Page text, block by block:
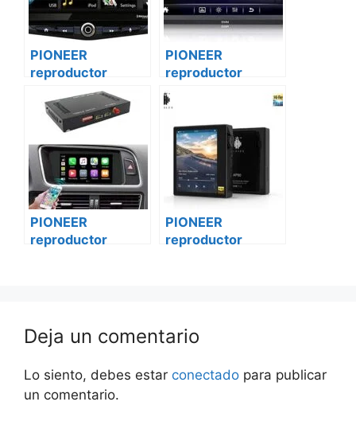
PIONEER
reproductor
vehículo de
medios digitales
mxt-s3261bt
PIONEER
reproductor
vehículo de
medios digitales
mxt-s3261bt
Skoda
PIONEER
reproductor
PIONEER
reproductor
Deja un comentario
Lo siento, debes estar conectado para publicar
un comentario.